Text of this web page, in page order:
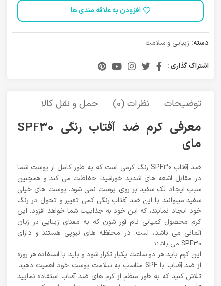
افزودن به علاقه مندی ها
دسته: زیبایی و سلامت
اشتراک گذاری :
توضیحات نظرات (0) حمل و نقل کالا
معرفی کرم ضد آفتاب رنگی SPF30
مای
ضد آفتاب SPF30 رنگ کرمی است که به طور کامل از پوست شما
در مقابل اشعه های شدید خورشید، حفاظت می کند و همچنین
سبب ایجاد لک سفید بر روی پوست نمی شود. پوست های خیلی
سفید میتوانند با این ضد آفتاب رنگی کمی تغییر و تحول در رنگ
خود ایجاد نمایند، که این خود به جذابیت شما خواهد افزود. این
کرم محصول کمپانی نام آور شون که به معنای زیبایی در زبان
آلمانی می باشد، است. در محفظه های تیوپی هستند و دارای
SPF30 می باشند.
این کرم باید هر دو ساعت یکبار تکرار شود و باید با استفاده هر روزه
از ضد آفتاب با SPF مناسب به سلامت پوست خود اهمیت دهید.
تلاش کنید که به طور منظم از کرم های ضد آفتاب استفاده نمایید